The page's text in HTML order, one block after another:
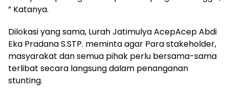
” Katanya.
Dilokasi yang sama, Lurah Jatimulya AcepAcep Abdi
Eka Pradana S.STP. meminta agar Para stakeholder,
masyarakat dan semua pihak perlu bersama-sama
terlibat secara langsung dalam penanganan
stunting.